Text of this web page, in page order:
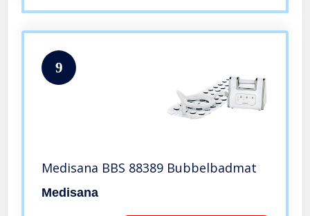
9
Medisana BBS 88389 Bubbelbadmat
Medisana